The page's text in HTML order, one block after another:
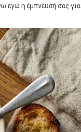
εγώ η έμπνευσή σας για